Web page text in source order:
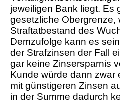
jeweiligen Bank liegt. Es
gesetzliche Obergrenze,
Straftatbestand des
Demzufolge kann es
der Strafzinsen der Fall
gar keine Zinsersparnis
Kunde würde dann zwar
mit günstigeren Zinsen
in der Summe dadurch